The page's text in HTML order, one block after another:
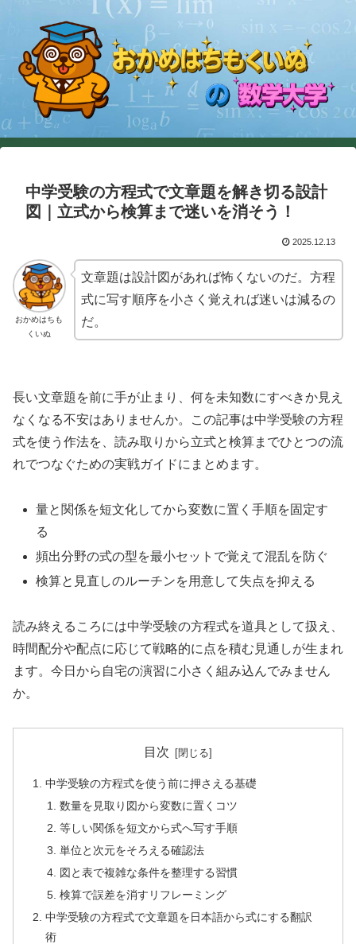
中学受験の方程式で文章題を解き切る設計
図｜立式から検算まで迷いを消そう！
2025.12.13
おかめはちも
くいぬ
文章題は設計図があれば怖くないのだ。方程
式に写す順序を小さく覚えれば迷いは減るの
だ。
長い文章題を前に手が止まり、何を未知数にすべきか見え
なくなる不安はありませんか。この記事は中学受験の方程
式を使う作法を、読み取りから立式と検算までひとつの流
れでつなぐための実戦ガイドにまとめます。
量と関係を短文化してから変数に置く手順を固定す
る
頻出分野の式の型を最小セットで覚えて混乱を防ぐ
検算と見直しのルーチンを用意して失点を抑える
読み終えるころには中学受験の方程式を道具として扱え、
時間配分や配点に応じて戦略的に点を積む見通しが生まれ
ます。今日から自宅の演習に小さく組み込んでみません
か。
目次
中学受験の方程式を使う前に押さえる基礎
数量を見取り図から変数に置くコツ
等しい関係を短文から式へ写す手順
単位と次元をそろえる確認法
図と表で複雑な条件を整理する習慣
検算で誤差を消すリフレーミング
中学受験の方程式で文章題を日本語から式にする翻訳
術